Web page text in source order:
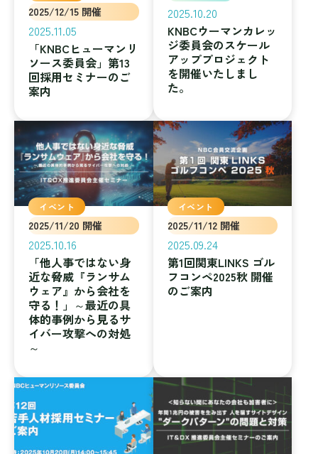
2025/12/15 開催
2025.11.05
「KNBCヒューマンリ
ソース委員会」第13
回採用セミナーのご
案内
2025.10.20
KNBCウーマンカレッ
ジ委員会のスケール
アッププロジェクト
を開催いたしまし
た。
2025/11/20 開催
イベント
2025.10.16
「他人事ではない身
近な脅威『ランサム
ウェア』から会社を
守る！」～最近の具
体的事例から見るサ
イバー攻撃への対処
～
2025/11/12 開催
イベント
2025.09.24
第1回関東LINKS ゴル
フコンペ2025秋 開催
のご案内